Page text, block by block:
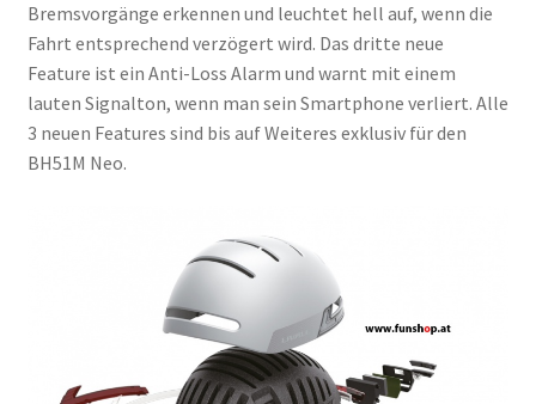
Bremsvorgänge erkennen und leuchtet hell auf, wenn die
Fahrt entsprechend verzögert wird. Das dritte neue
Feature ist ein Anti-Loss Alarm und warnt mit einem
lauten Signalton, wenn man sein Smartphone verliert. Alle
3 neuen Features sind bis auf Weiteres exklusiv für den
BH51M Neo.